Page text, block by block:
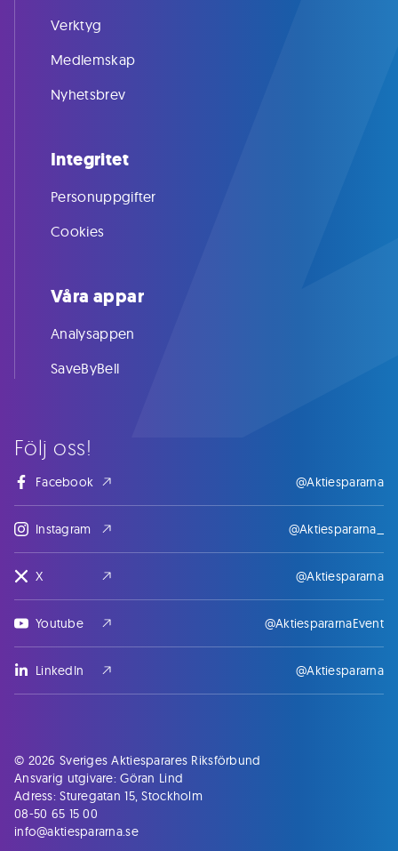
Följ oss!
Facebook @Aktiespararna
Instagram @Aktiespararna_
X @Aktiespararna
Youtube @AktiespararnaEvent
LinkedIn @Aktiespararna
Verktyg
Medlemskap
Nyhetsbrev
Integritet
Personuppgifter
Cookies
Våra appar
Analysappen
SaveByBell
© 2026 Sveriges Aktiesparares Riksförbund
Ansvarig utgivare: Göran Lind
Adress: Sturegatan 15, Stockholm
08-50 65 15 00
info@aktiespararna.se